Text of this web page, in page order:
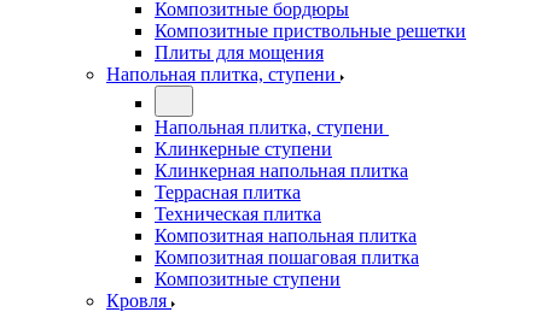
Композитные бордюры
Композитные приствольные решетки
Плиты для мощения
Напольная плитка, ступени
Напольная плитка, ступени
Клинкерные ступени
Клинкерная напольная плитка
Террасная плитка
Техническая плитка
Композитная напольная плитка
Композитная пошаговая плитка
Композитные ступени
Кровля